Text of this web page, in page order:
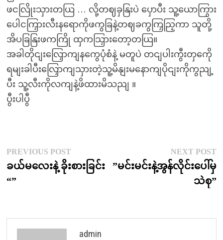
ဖငလြိုးသှားတယြ … လို့တဈခှနြးပဲ ပှောပီး သူ့ယောကြွား
ပေါငကြှားလီးနရောကိုဖကွခြနဲ့တဈခကွကြှညြ့ကာ သူတို့
အိပခြနြးဖကကြို ထှကသြှားတော့တယြ။
အခါတိုငျးလြှောကျနကွေပုံစံနဲ့ မတူပဲ တငျပါးကွီးတှကေို
ရမျးခါပီးလြှောကျသှားတဲ့သူ့မိနျးမနောကျပိုငျးကိုကွညျ့
ပီး သူ့လီးကိုလကျနဲ့ဖိထားမိသညျ ။
ပွီးပါပွီ
Post
navigation
PREVIOUS POSTPrevious
post:
ခယ်မလေးနဲ့ ခိုးစားခြင်း
“”
NEXT POST
”မင်းမင်းနဲ့အွန်လိုင်းပေါ်မှ
သဲစု”
admin